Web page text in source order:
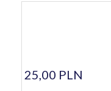
25,00 PLN